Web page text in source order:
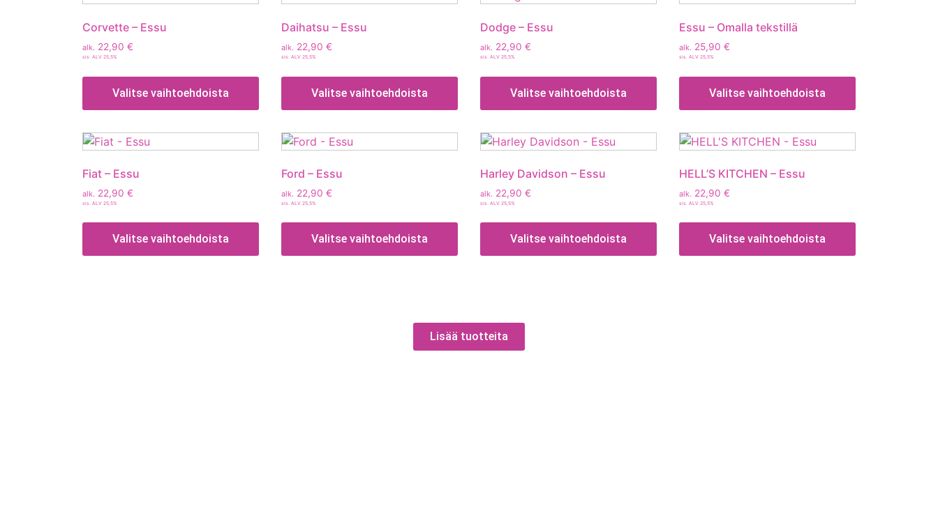
Corvette – Essu
alk. 22,90 €
sis. ALV 25,5%
Valitse vaihtoehdoista
Daihatsu – Essu
alk. 22,90 €
sis. ALV 25,5%
Valitse vaihtoehdoista
Dodge – Essu
alk. 22,90 €
sis. ALV 25,5%
Valitse vaihtoehdoista
Essu – Omalla tekstillä
alk. 25,90 €
sis. ALV 25,5%
Valitse vaihtoehdoista
Fiat – Essu
alk. 22,90 €
sis. ALV 25,5%
Valitse vaihtoehdoista
Ford – Essu
alk. 22,90 €
sis. ALV 25,5%
Valitse vaihtoehdoista
Harley Davidson – Essu
alk. 22,90 €
sis. ALV 25,5%
Valitse vaihtoehdoista
HELL’S KITCHEN – Essu
alk. 22,90 €
sis. ALV 25,5%
Valitse vaihtoehdoista
Lisää tuotteita